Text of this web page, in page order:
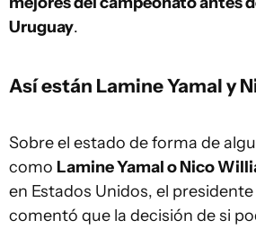
Uruguay.
Así están Lamine Yamal y
Sobre el estado de forma de
como Lamine Yamal o Nico
en Estados Unidos, el presidente
comentó que la decisión de si